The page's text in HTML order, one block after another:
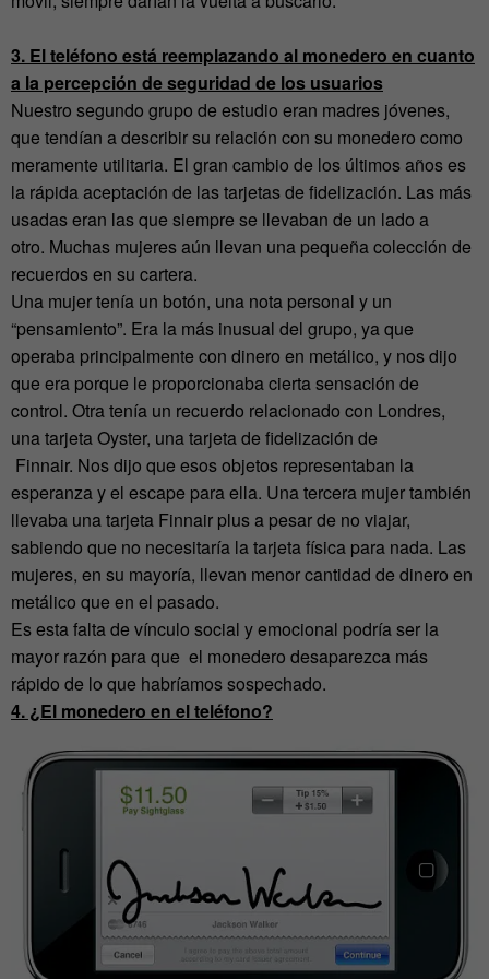
3. El teléfono está reemplazando al monedero en cuanto
a la percepción de seguridad de los usuarios
Nuestro segundo grupo de estudio eran madres jóvenes,
que tendían a describir su relación con su monedero como
meramente utilitaria. El gran cambio de los últimos años es
la rápida aceptación de las tarjetas de fidelización. Las más
usadas eran las que siempre se llevaban de un lado a
otro. Muchas mujeres aún llevan una pequeña colección de
recuerdos en su cartera.
Una mujer tenía un botón, una nota personal y un
“pensamiento”. Era la más inusual del grupo, ya que
operaba principalmente con dinero en metálico, y nos dijo
que era porque le proporcionaba cierta sensación de
control. Otra tenía un recuerdo relacionado con Londres,
una tarjeta Oyster, una tarjeta de fidelización de
Finnair. Nos dijo que esos objetos representaban la
esperanza y el escape para ella. Una tercera mujer también
llevaba una tarjeta Finnair plus a pesar de no viajar,
sabiendo que no necesitaría la tarjeta física para nada. Las
mujeres, en su mayoría, llevan menor cantidad de dinero en
metálico que en el pasado.
Es esta falta de vínculo social y emocional podría ser la
mayor razón para que el monedero desaparezca más
rápido de lo que habríamos sospechado.
4. ¿El monedero en el teléfono?